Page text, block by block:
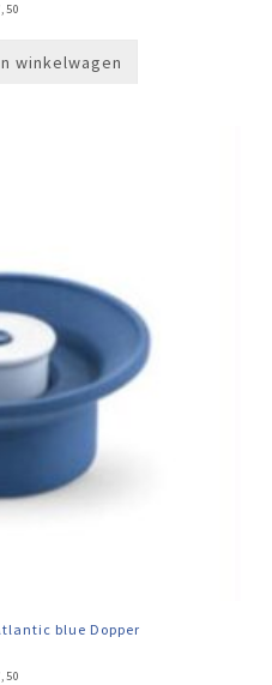
winkelwagen
blue Dopper